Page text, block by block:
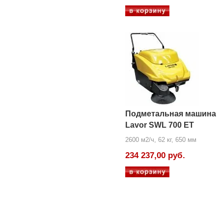
Подметальная машина
Lavor SWL 700 ET
2600 м2/ч, 62 кг, 650 мм
234 237,00 руб.